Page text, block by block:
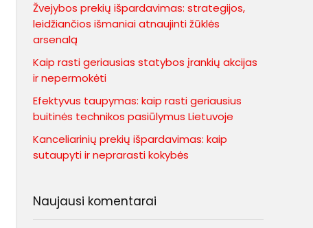
Žvejybos prekių išpardavimas: strategijos,
leidžiančios išmaniai atnaujinti žūklės
arsenalą
Kaip rasti geriausias statybos įrankių akcijas
ir nepermokėti
Efektyvus taupymas: kaip rasti geriausius
buitinės technikos pasiūlymus Lietuvoje
Kanceliarinių prekių išpardavimas: kaip
sutaupyti ir neprarasti kokybės
Naujausi komentarai